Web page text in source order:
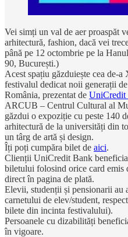
Vei simți un val de aer proaspăt
arhitectură, fashion, dacă vei
până pe 12 octombrie pe la
90, București.)
Acest spațiu găzduiește cea
festivalul dedicat noii generații
România, prezentat de UniCredit
ARCUB – Centrul Cultural al
găzdui o expoziție cu peste 140
arhitectură de la universități din
un târg de artă și design.
Îți poți cumpăra bilet de aici.
Clienții UniCredit Bank
biletului folosind orice card emis
direct în pagina de plată.
Elevii, studenții și pensionarii au
carnetului de elev/student,
bilete din incinta festivalului).
Persoanele cu dizabilități
în vigoare.